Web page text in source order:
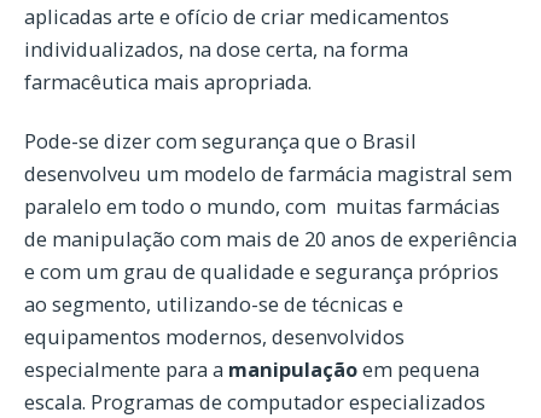
aplicadas arte e ofício de criar medicamentos
individualizados, na dose certa, na forma
farmacêutica mais apropriada.
Pode-se dizer com segurança que o Brasil
desenvolveu um modelo de farmácia magistral sem
paralelo em todo o mundo, com muitas farmácias
de manipulação com mais de 20 anos de experiência
e com um grau de qualidade e segurança próprios
ao segmento, utilizando-se de técnicas e
equipamentos modernos, desenvolvidos
especialmente para a manipulaçãoem pequena
escala. Programas de computador especializados